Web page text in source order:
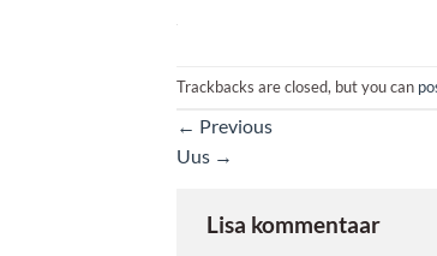
Trackbacks are closed, but you can
← Previous
Uus →
Lisa kommentaar